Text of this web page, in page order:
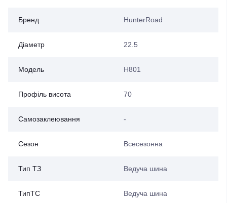
Бренд HunterRoad
Діаметр 22.5
Модель H801
Профіль висота 70
Самозаклеювання -
Сезон Всесезонна
Тип ТЗ Ведуча шина
ТипТС Ведуча шина